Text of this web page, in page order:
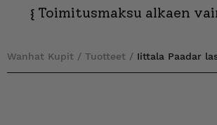
{ Toimitusmaksu alkaen
Wanhat Kupit / Tuotteet / Iittala Paadar